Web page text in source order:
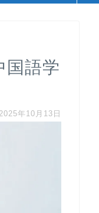
国語学
2025年10月13日